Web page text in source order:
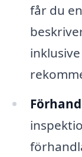
får du